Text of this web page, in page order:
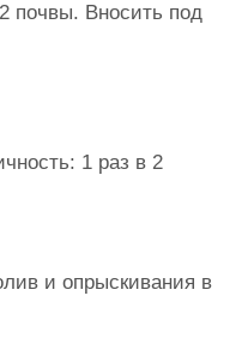
почвы. Вносить под
1 раз в 2
и опрыскивания в